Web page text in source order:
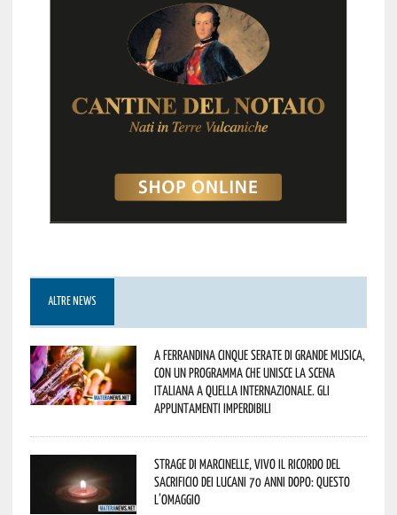
ALTRE NEWS
A Ferrandina cinque serate di grande musica,
con un programma che unisce la scena
italiana a quella internazionale. Gli
appuntamenti imperdibili
Strage di Marcinelle, vivo il ricordo del
sacrificio dei lucani 70 anni dopo: questo
l’omaggio